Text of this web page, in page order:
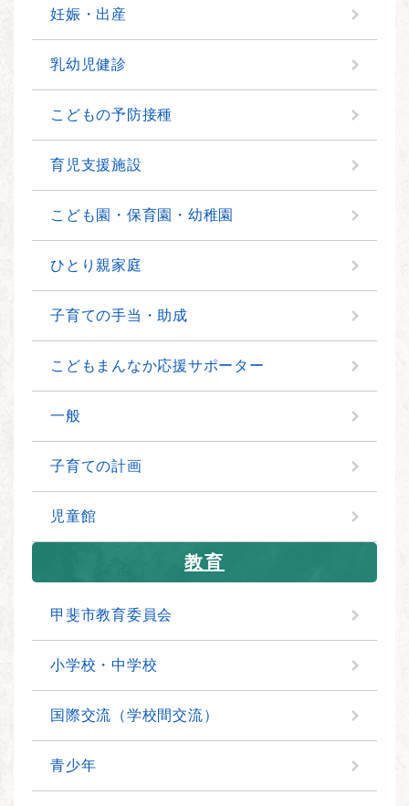
妊娠・出産
乳幼児健診
こどもの予防接種
育児支援施設
こども園・保育園・幼稚園
ひとり親家庭
子育ての手当・助成
こどもまんなか応援サポーター
一般
子育ての計画
児童館
教育
甲斐市教育委員会
小学校・中学校
国際交流（学校間交流）
青少年